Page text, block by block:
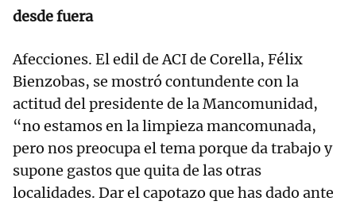
desde fuera
Afecciones. El edil de ACI de Corella, Félix
Bienzobas, se mostró contundente con la
actitud del presidente de la Mancomunidad,
“no estamos en la limpieza mancomunada,
pero nos preocupa el tema porque da trabajo y
supone gastos que quita de las otras
localidades. Dar el capotazo que has dado ante